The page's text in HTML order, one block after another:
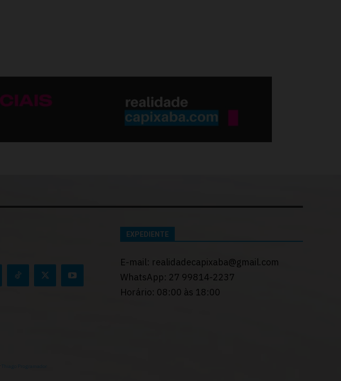
EXPEDIENTE
E-mail: realidadecapixaba@gmail.com
WhatsApp: 27 99814-2237
Horário: 08:00 às 18:00